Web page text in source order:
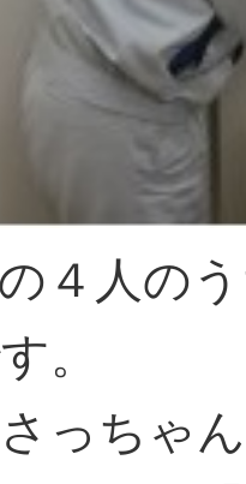
４人の
。
っちゃ